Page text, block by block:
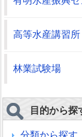
高等水産講習所
林業試験場
目的から探
分類から探す